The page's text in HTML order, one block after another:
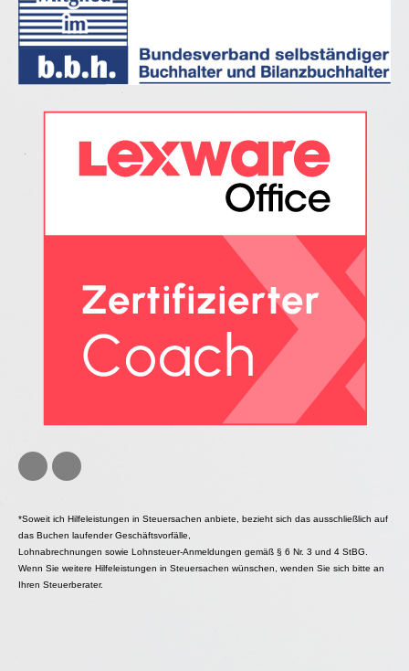
*Soweit ich Hilfeleistungen in Steuersachen anbiete, bezieht sich das ausschließlich auf
das Buchen laufender Geschäftsvorfälle,
Lohnabrechnungen sowie Lohnsteuer-Anmeldungen gemäß § 6 Nr. 3 und 4 StBG.
Wenn Sie weitere Hilfeleistungen in Steuersachen wünschen, wenden Sie sich bitte an
Ihren Steuerberater.